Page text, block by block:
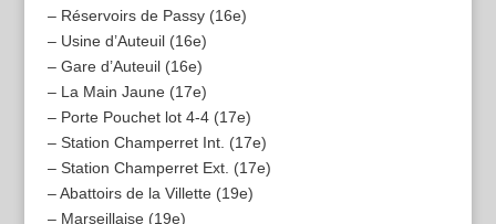
– Réservoirs de Passy (16e)
– Usine d’Auteuil (16e)
– Gare d’Auteuil (16e)
– La Main Jaune (17e)
– Porte Pouchet lot 4-4 (17e)
– Station Champerret Int. (17e)
– Station Champerret Ext. (17e)
– Abattoirs de la Villette (19e)
– Marseillaise (19e)